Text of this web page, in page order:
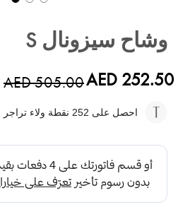
بداية
معرض
وشاح سيزونال S
AED 252.50
AED 505.00
احصل على 252 نقطة ولاء تراجر